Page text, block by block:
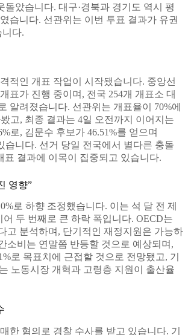
았습니다. 대구·경북과 경기도 역시 평
습니다. 선관위는 이번 투표 결과가 유권
다.
적인 개표 작업이 시작됐습니다. 중앙선
표가 진행 중이며, 전국 254개 개표소 대
알려졌습니다. 선관위는 개표율이 70%에
고, 최종 결과는 4일 오전까지 이어지는
로, 김문수 후보가 46.51%를 얻으며
습니다. 선거 당일 전국에서 별다른 충돌
결과에 이목이 집중되고 있습니다.
영향”
로 하향 조정했습니다. 이는 석 달 전 제
두 번째로 큰 하락 폭입니다. OECD는
고 분석하며, 단기적인 재정지원은 가능하
소비는 연말쯤 반등할 것으로 예상되며,
로 목표치에 근접할 것으로 전망됐고, 기
노동시장 개혁과 고령층 지원이 출산율
한 혐의로 경찰 수사를 받고 있습니다. 기